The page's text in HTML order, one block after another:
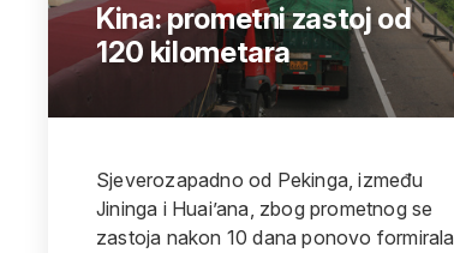
Kina: prometni zastoj od
120 kilometara
Sjeverozapadno od Pekinga, između
Jininga i Huai’ana, zbog prometnog se
zastoja nakon 10 dana ponovo formirala